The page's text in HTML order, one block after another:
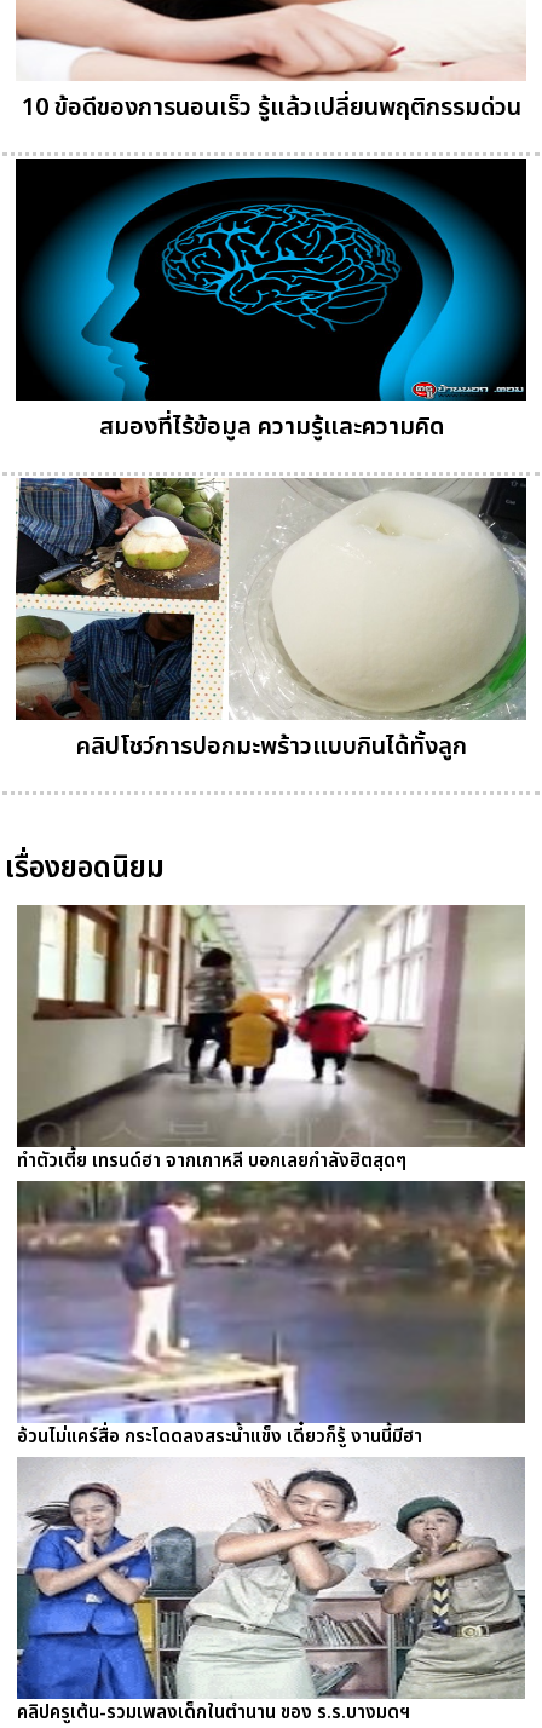
10 ข้อดีของการนอนเร็ว รู้แล้วเปลี่ยนพฤติกรรมด่วน
สมองที่ไร้ข้อมูล ความรู้และความคิด
คลิปโชว์การปอกมะพร้าวแบบกินได้ทั้งลูก
เรื่องยอดนิยม
ทำตัวเตี้ย เทรนด์ฮา จากเกาหลี บอกเลยกำลังฮิตสุดๆ
อ้วนไม่แคร์สื่อ กระโดดลงสระน้ำแข็ง เดี๋ยวก็รู้ งานนี้มีฮา
คลิปครูเต้น-รวมเพลงเด็กในตำนาน ของ ร.ร.บางมดฯ